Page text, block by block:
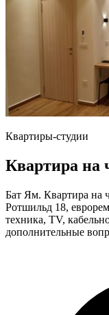
Квартиры-студии
Квартира на
Бат Ям. Квартира на
Ротшильд 18,
техника, TV,
дополнительные